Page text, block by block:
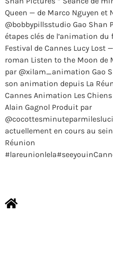
Queen — de Marco Nguyen et
@bobbypillsstudio Gao Shan
étapes clés de l’animation du
Festival de Cannes Lucy Lost
roman Listen to the Moon de
par @xilam_animation Gao
son animation depuis La
Cannes Animation Les
Alain Gagnol Produit par
actuellement en cours au
Réunion